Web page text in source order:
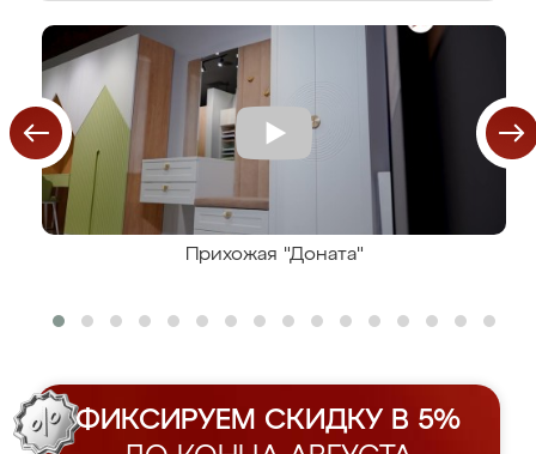
Прихожая "Доната"
ФИКСИРУЕМ СКИДКУ В 5%